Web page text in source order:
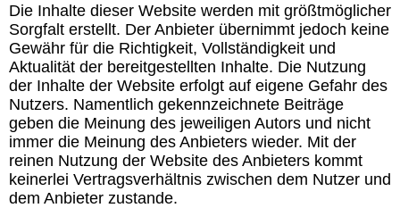
Die Inhalte dieser Website werden mit größtmöglicher
Sorgfalt erstellt. Der Anbieter übernimmt jedoch keine
Gewähr für die Richtigkeit, Vollständigkeit und
Aktualität der bereitgestellten Inhalte. Die Nutzung
der Inhalte der Website erfolgt auf eigene Gefahr des
Nutzers. Namentlich gekennzeichnete Beiträge
geben die Meinung des jeweiligen Autors und nicht
immer die Meinung des Anbieters wieder. Mit der
reinen Nutzung der Website des Anbieters kommt
keinerlei Vertragsverhältnis zwischen dem Nutzer und
dem Anbieter zustande.